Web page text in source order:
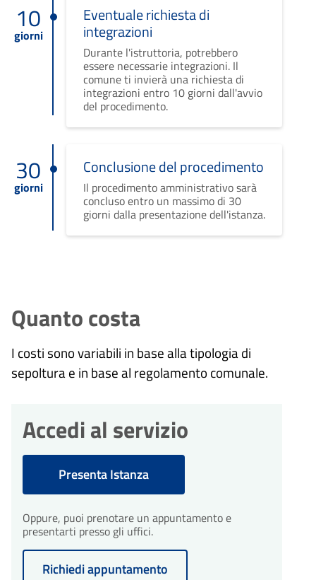
10
giorni
Eventuale richiesta di
integrazioni
Durante l'istruttoria, potrebbero
essere necessarie integrazioni. Il
comune ti invierà una richiesta di
integrazioni entro 10 giorni dall'avvio
del procedimento.
30
giorni
Conclusione del procedimento
Il procedimento amministrativo sarà
concluso entro un massimo di 30
giorni dalla presentazione dell'istanza.
Quanto costa
I costi sono variabili in base alla tipologia di
sepoltura e in base al regolamento comunale.
Accedi al servizio
Presenta Istanza
Oppure, puoi prenotare un appuntamento e
presentarti presso gli uffici.
Richiedi appuntamento